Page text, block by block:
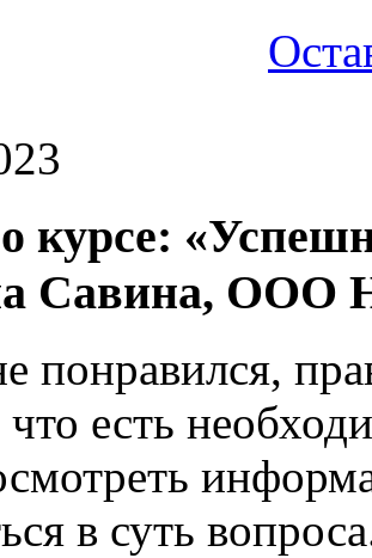
курсе:
Савина, ООО
понравился,
что есть
в суть